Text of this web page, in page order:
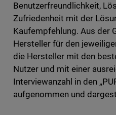
Benutzerfreundlichkeit,
Zufriedenheit mit der
Kaufempfehlung. Aus der
Hersteller für den
die Hersteller mit den
Nutzer und mit einer
Interviewanzahl in den
aufgenommen und